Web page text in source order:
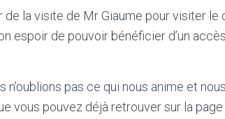
de la visite de Mr Giaume pour visiter le
espoir de pouvoir bénéficier d’un
n’oublions pas ce qui nous anime et
vous pouvez déjà retrouver sur la page